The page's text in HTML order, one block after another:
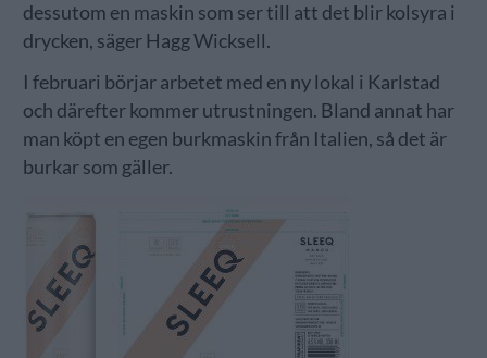
dessutom en maskin som ser till att det blir kolsyra i
drycken, säger Hagg Wicksell.
I februari börjar arbetet med en ny lokal i Karlstad
och därefter kommer utrustningen. Bland annat har
man köpt en egen burkmaskin från Italien, så det är
burkar som gäller.